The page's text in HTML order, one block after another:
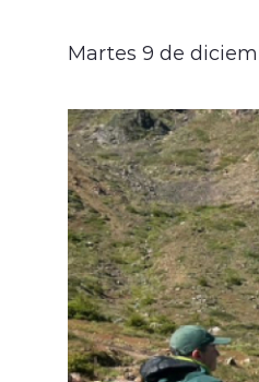
Martes 9 de